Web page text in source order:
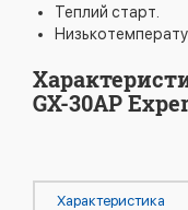
Теплий старт.
GX-30AP
Характеристика